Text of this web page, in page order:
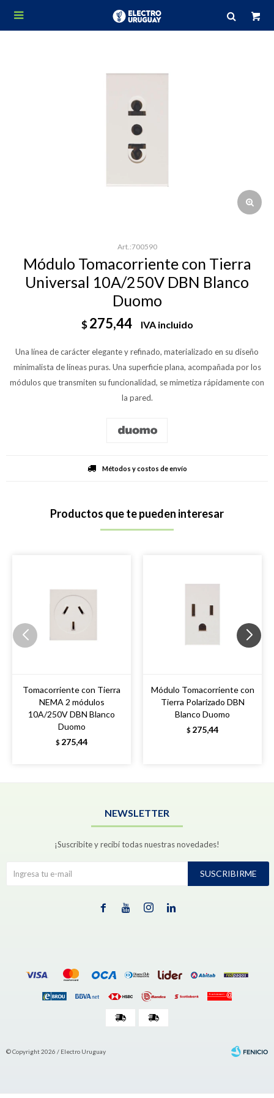

700590
Módulo Tomacorriente con Tierra
Universal 10A/250V DBN Blanco
Duomo
$ 275,44 IVA incluido
Una línea de carácter elegante y refinado, materializado en su diseño
minimalista de líneas puras. Una superficie plana, acompañada por los
módulos que transmiten su funcionalidad, se mimetiza rápidamente con
la pared.
Métodos y costos de envío
Productos que te pueden interesar
Tomacorriente con Tierra
NEMA 2 módulos
10A/250V DBN Blanco
Duomo
$ 275,44
Módulo Tomacorriente con
Tierra Polarizado DBN
Blanco Duomo
$ 275,44
NEWSLETTER
¡Suscribite y recibí todas nuestras novedades!
SUSCRIBIRME
   
© Copyright 2026 / Electro Uruguay